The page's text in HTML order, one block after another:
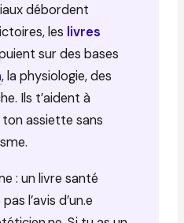
débordent
les livres
sur des bases
, la physiologie, des
Ils t’aident à
assiette sans
: un livre santé
l’avis d’un.e